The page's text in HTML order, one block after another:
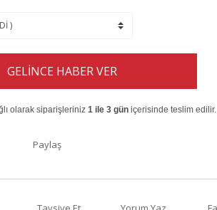
GELİNCE HABER VER
olarak siparişleriniz 1 ile 3 gün içerisinde teslim edilir.
Paylaş